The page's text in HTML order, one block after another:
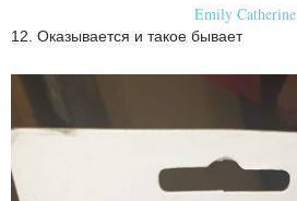
Emily Catherine
12. Оказывается и такое бывает